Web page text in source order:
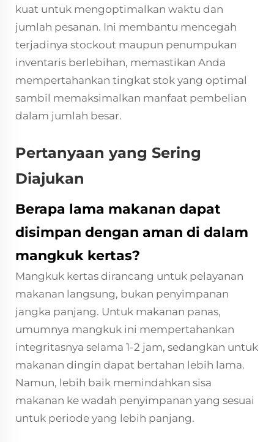
kuat untuk mengoptimalkan waktu dan
jumlah pesanan. Ini membantu mencegah
terjadinya stockout maupun penumpukan
inventaris berlebihan, memastikan Anda
mempertahankan tingkat stok yang optimal
sambil memaksimalkan manfaat pembelian
dalam jumlah besar.
Pertanyaan yang Sering
Diajukan
Berapa lama makanan dapat
disimpan dengan aman di dalam
mangkuk kertas?
Mangkuk kertas dirancang untuk pelayanan
makanan langsung, bukan penyimpanan
jangka panjang. Untuk makanan panas,
umumnya mangkuk ini mempertahankan
integritasnya selama 1-2 jam, sedangkan untuk
makanan dingin dapat bertahan lebih lama.
Namun, lebih baik memindahkan sisa
makanan ke wadah penyimpanan yang sesuai
untuk periode yang lebih panjang.